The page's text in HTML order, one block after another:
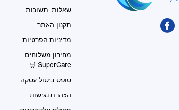
שאלות ותשובות
תקנון האתר
מדיניות הפרטיות
מחירון משלוחים
SuperCare 🛒
טופס ביטול עסקה
הצהרת נגישות